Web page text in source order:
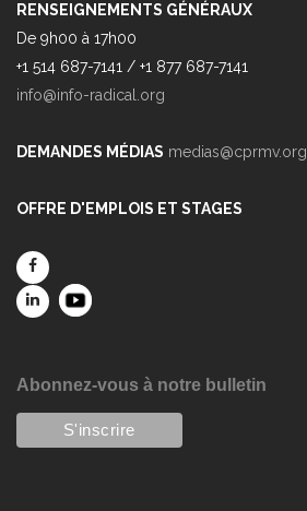
RENSEIGNEMENTS GÉNÉRAUX
De 9h00 à 17h00
+1 514 687-7141 / +1 877 687-7141
info@info-radical.org
DEMANDES MÉDIAS medias@cprmv.org
OFFRE D'EMPLOIS ET STAGES
Abonnez-vous à notre bulletin